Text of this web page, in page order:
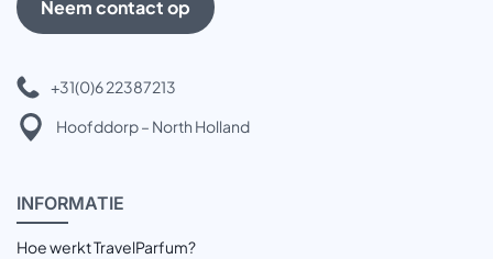
Neem contact op
+31(0)6 22387213
Hoofddorp – North Holland
INFORMATIE
Hoe werkt TravelParfum?